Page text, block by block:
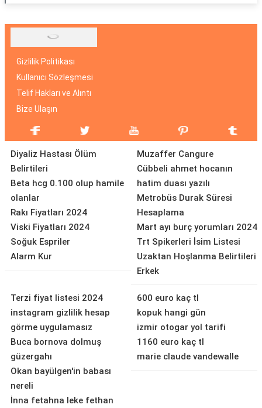
Gizlilik Politikası
Kullanıcı Sözleşmesi
Telif Hakları ve Alıntı
Bize Ulaşın
Diyaliz Hastası Ölüm
Belirtileri
Beta hcg 0.100 olup hamile
olanlar
Rakı Fiyatları 2024
Viski Fiyatları 2024
Soğuk Espriler
Alarm Kur
Muzaffer Cangure
Cübbeli ahmet hocanın
hatim duası yazılı
Metrobüs Durak Süresi
Hesaplama
Mart ayı burç yorumları 2024
Trt Spikerleri İsim Listesi
Uzaktan Hoşlanma Belirtileri
Erkek
Terzi fiyat listesi 2024
instagram gizlilik hesap
görme uygulamasız
Buca bornova dolmuş
güzergahı
Okan bayülgen'in babası
nereli
İnna fetahna leke fethan
600 euro kaç tl
kopuk hangi gün
izmir otogar yol tarifi
1160 euro kaç tl
marie claude vandewalle